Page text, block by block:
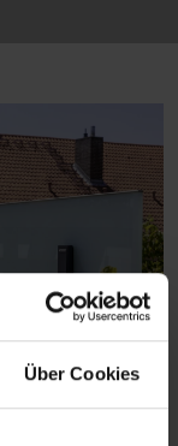
Über Cookies